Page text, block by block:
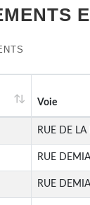
Voie
RUE DE LA
RUE
RUE